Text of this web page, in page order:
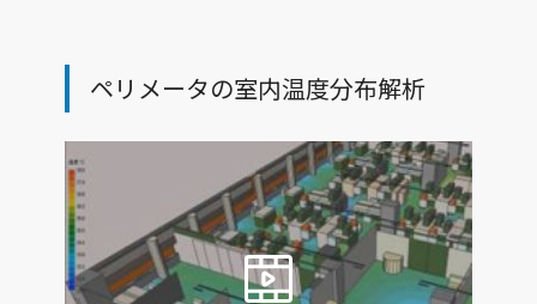
ペリメータの室内温度分布解析